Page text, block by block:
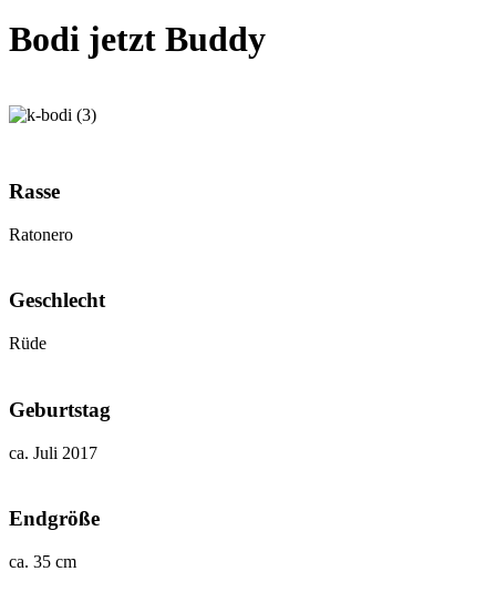
Bodi jetzt Buddy
Rasse
Ratonero
Geschlecht
Rüde
Geburtstag
ca. Juli 2017
Endgröße
ca. 35 cm